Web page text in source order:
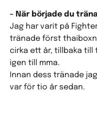
– När började du
Jag har varit på
tränade först
cirka ett år, tillbaka till
igen till mma.
Innan dess tränade
var för tio år sedan.